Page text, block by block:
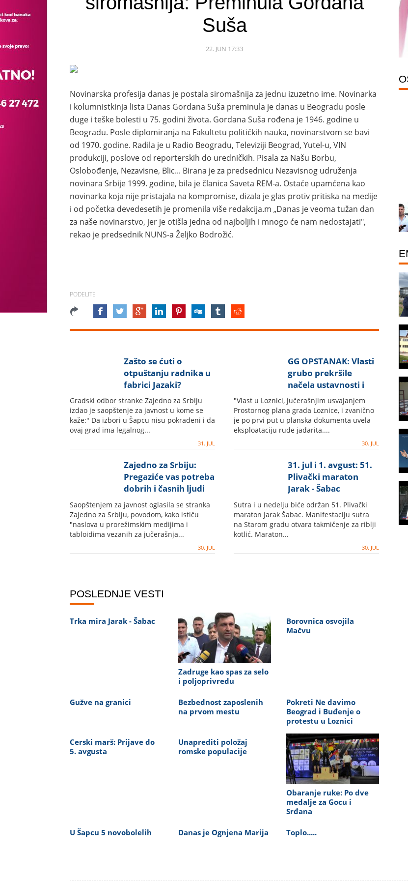
Suša
22. JUN 17:33
Novinarska profesija danas je postala siromašnija za jednu izuzetno ime. Novinarka
i kolumnistkinja lista Danas Gordana Suša preminula je danas u Beogradu posle
duge i teške bolesti u 75. godini života. Gordana Suša rođena je 1946. godine u
Beogradu. Posle diplomiranja na Fakultetu političkih nauka, novinarstvom se bavi
od 1970. godine. Radila je u Radio Beogradu, Televiziji Beograd, Yutel-u, VIN
produkciji, poslove od reporterskih do uredničkih. Pisala za Našu Borbu,
Oslobođenje, Nezavisne, Blic... Birana je za predsednicu Nezavisnog udruženja
novinara Srbije 1999. godine, bila je članica Saveta REM-a. Ostaće upamćena kao
novinarka koja nije pristajala na kompromise, dizala je glas protiv pritiska na medije
i od početka devedesetih je promenila više redakcija.m „Danas je veoma tužan dan
za naše novinarstvo, jer je otišla jedna od najboljih i mnogo će nam nedostajati",
rekao je predsednik NUNS-a Željko Bodrožić.
PODELITE
Zašto se ćuti o
otpuštanju radnika u
fabrici Jazaki?
Gradski odbor stranke Zajedno za Srbiju
izdao je saopštenje za javnost u kome se
kaže:" Da izbori u Šapcu nisu pokradeni i da
ovaj grad ima legalnog...
31. JUL
GG OPSTANAK: Vlasti
grubo prekršile
načela ustavnosti i
zakonitosti
"Vlast u Loznici, jučerašnjim usvajanjem
Prostornog plana grada Loznice, i zvanično
je po prvi put u planska dokumenta uvela
eksploataciju rude jadarita....
30. JUL
Zajedno za Srbiju:
Pregaziće vas potreba
dobrih i časnih ljudi
da žive normalno
Saopštenjem za javnost oglasila se stranka
Zajedno za Srbiju, povodom, kako ističu
"naslova u prorežimskim medijima i
tabloidima vezanih za jučerašnja...
30. JUL
31. jul i 1. avgust: 51.
Plivački maraton
Jarak - Šabac
Sutra i u nedelju biće održan 51. Plivački
maraton Jarak Šabac. Manifestaciju sutra
na Starom gradu otvara takmičenje za riblji
kotlić. Maraton...
30. JUL
POSLEDNJE VESTI
Trka mira Jarak - Šabac
Zadruge kao spas za selo
i poljoprivredu
Borovnica osvojila
Mačvu
Gužve na granici
Bezbednost zaposlenih
na prvom mestu
Pokreti Ne davimo
Beograd i Buđenje o
protestu u Loznici
Cerski marš: Prijave do
5. avgusta
Unaprediti položaj
romske populacije
Obaranje ruke: Po dve
medalje za Gocu i
Srđana
U Šapcu 5 novobolelih Danas je Ognjena Marija Toplo.....